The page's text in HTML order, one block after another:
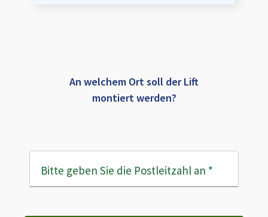
An welchem Ort soll der Lift
montiert werden?
Bitte geben Sie die Postleitzahl an *